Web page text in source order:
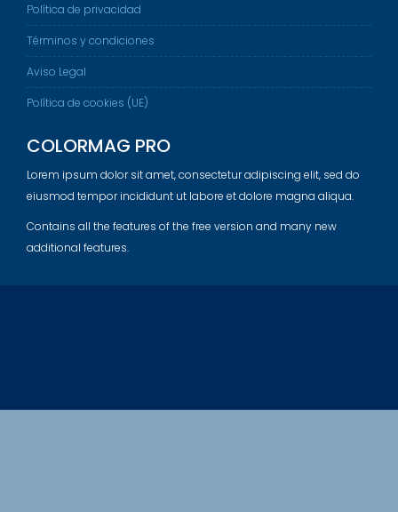
Política de privacidad
Términos y condiciones
Aviso Legal
Política de cookies (UE)
COLORMAG PRO
Lorem ipsum dolor sit amet, consectetur adipiscing elit, sed do
eiusmod tempor incididunt ut labore et dolore magna aliqua.
Contains all the features of the free version and many new
additional features.